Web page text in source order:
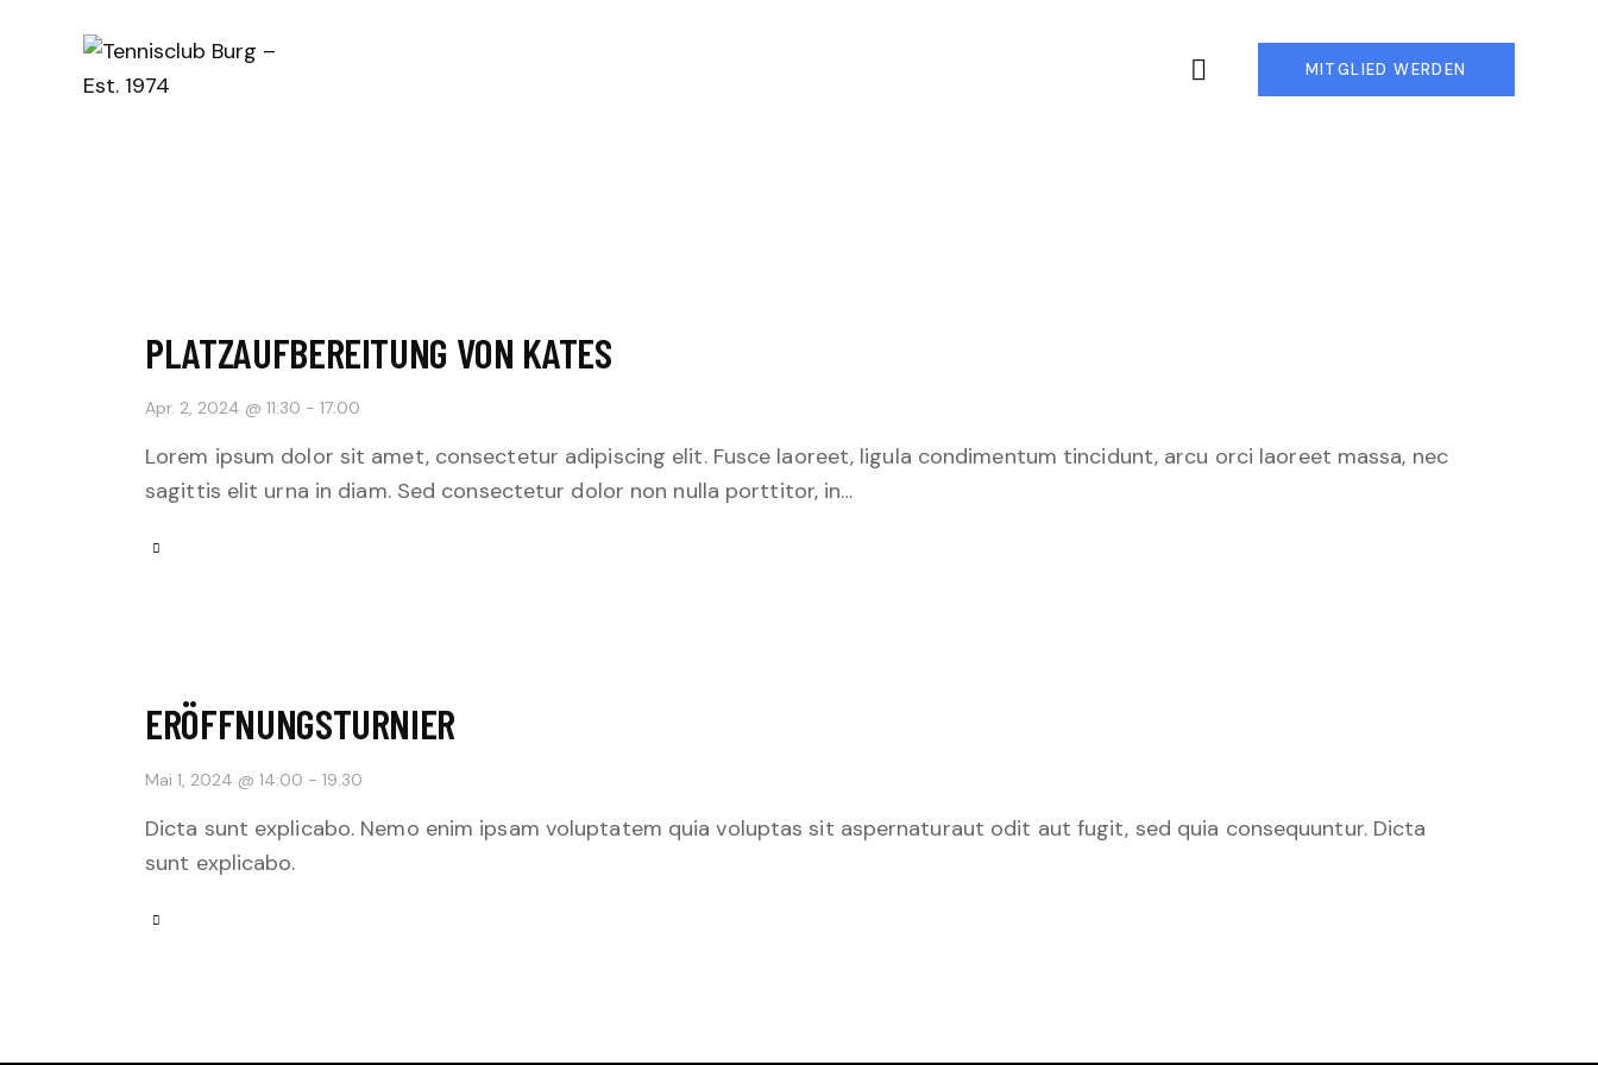
MITGLIED WERDEN
PLATZAUFBEREITUNG VON KATES
Apr. 2, 2024 @ 11:30 - 17:00
Lorem ipsum dolor sit amet, consectetur adipiscing elit. Fusce laoreet, ligula condimentum tincidunt, arcu orci laoreet massa, nec
sagittis elit urna in diam. Sed consectetur dolor non nulla porttitor, in…
ERÖFFNUNGSTURNIER
Mai 1, 2024 @ 14:00 - 19:30
Dicta sunt explicabo. Nemo enim ipsam voluptatem quia voluptas sit aspernaturaut odit aut fugit, sed quia consequuntur. Dicta
sunt explicabo.